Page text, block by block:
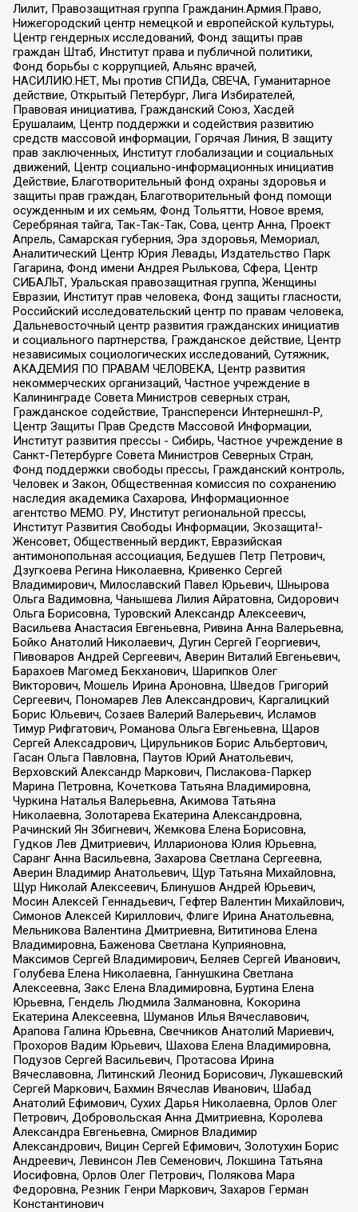
Лилит, Правозащитная группа Гражданин.Армия.Право,
Нижегородский центр немецкой и европейской культуры,
Центр гендерных исследований, Фонд защиты прав
граждан Штаб, Институт права и публичной политики,
Фонд борьбы с коррупцией, Альянс врачей,
НАСИЛИЮ.НЕТ, Мы против СПИДа, СВЕЧА, Гуманитарное
действие, Открытый Петербург, Лига Избирателей,
Правовая инициатива, Гражданский Союз, Хасдей
Ерушалаим, Центр поддержки и содействия развитию
средств массовой информации, Горячая Линия, В защиту
прав заключенных, Институт глобализации и социальных
движений, Центр социально-информационных инициатив
Действие, Благотворительный фонд охраны здоровья и
защиты прав граждан, Благотворительный фонд помощи
осужденным и их семьям, Фонд Тольятти, Новое время,
Серебряная тайга, Так-Так-Так, Сова, центр Анна, Проект
Апрель, Самарская губерния, Эра здоровья, Мемориал,
Аналитический Центр Юрия Левады, Издательство Парк
Гагарина, Фонд имени Андрея Рылькова, Сфера, Центр
СИБАЛЬТ, Уральская правозащитная группа, Женщины
Евразии, Институт прав человека, Фонд защиты гласности,
Российский исследовательский центр по правам человека,
Дальневосточный центр развития гражданских инициатив
и социального партнерства, Гражданское действие, Центр
независимых социологических исследований, Сутяжник,
АКАДЕМИЯ ПО ПРАВАМ ЧЕЛОВЕКА, Центр развития
некоммерческих организаций, Частное учреждение в
Калининграде Совета Министров северных стран,
Гражданское содействие, Трансперенси Интернешнл-Р,
Центр Защиты Прав Средств Массовой Информации,
Институт развития прессы - Сибирь, Частное учреждение в
Санкт-Петербурге Совета Министров Северных Стран,
Фонд поддержки свободы прессы, Гражданский контроль,
Человек и Закон, Общественная комиссия по сохранению
наследия академика Сахарова, Информационное
агентство МЕМО. РУ, Институт региональной прессы,
Институт Развития Свободы Информации, Экозащита!-
Женсовет, Общественный вердикт, Евразийская
антимонопольная ассоциация, Бедушев Петр Петрович,
Дзугкоева Регина Николаевна, Кривенко Сергей
Владимирович, Милославский Павел Юрьевич, Шнырова
Ольга Вадимовна, Чанышева Лилия Айратовна, Сидорович
Ольга Борисовна, Туровский Александр Алексеевич,
Васильева Анастасия Евгеньевна, Ривина Анна Валерьевна,
Бойко Анатолий Николаевич, Дугин Сергей Георгиевич,
Пивоваров Андрей Сергеевич, Аверин Виталий Евгеньевич,
Барахоев Магомед Бекханович, Шарипков Олег
Викторович, Мошель Ирина Ароновна, Шведов Григорий
Сергеевич, Пономарев Лев Александрович, Каргалицкий
Борис Юльевич, Созаев Валерий Валерьевич, Исламов
Тимур Рифгатович, Романова Ольга Евгеньевна, Щаров
Сергей Алексадрович, Цирульников Борис Альбертович,
Гасан Ольга Павловна, Паутов Юрий Анатольевич,
Верховский Александр Маркович, Пислакова-Паркер
Марина Петровна, Кочеткова Татьяна Владимировна,
Чуркина Наталья Валерьевна, Акимова Татьяна
Николаевна, Золотарева Екатерина Александровна,
Рачинский Ян Збигневич, Жемкова Елена Борисовна,
Гудков Лев Дмитриевич, Илларионова Юлия Юрьевна,
Саранг Анна Васильевна, Захарова Светлана Сергеевна,
Аверин Владимир Анатольевич, Щур Татьяна Михайловна,
Щур Николай Алексеевич, Блинушов Андрей Юрьевич,
Мосин Алексей Геннадьевич, Гефтер Валентин Михайлович,
Симонов Алексей Кириллович, Флиге Ирина Анатольевна,
Мельникова Валентина Дмитриевна, Вититинова Елена
Владимировна, Баженова Светлана Куприяновна,
Максимов Сергей Владимирович, Беляев Сергей Иванович,
Голубева Елена Николаевна, Ганнушкина Светлана
Алексеевна, Закс Елена Владимировна, Буртина Елена
Юрьевна, Гендель Людмила Залмановна, Кокорина
Екатерина Алексеевна, Шуманов Илья Вячеславович,
Арапова Галина Юрьевна, Свечников Анатолий Мариевич,
Прохоров Вадим Юрьевич, Шахова Елена Владимировна,
Подузов Сергей Васильевич, Протасова Ирина
Вячеславовна, Литинский Леонид Борисович, Лукашевский
Сергей Маркович, Бахмин Вячеслав Иванович, Шабад
Анатолий Ефимович, Сухих Дарья Николаевна, Орлов Олег
Петрович, Добровольская Анна Дмитриевна, Королева
Александра Евгеньевна, Смирнов Владимир
Александрович, Вицин Сергей Ефимович, Золотухин Борис
Андреевич, Левинсон Лев Семенович, Локшина Татьяна
Иосифовна, Орлов Олег Петрович, Полякова Мара
Федоровна, Резник Генри Маркович, Захаров Герман
Константинович